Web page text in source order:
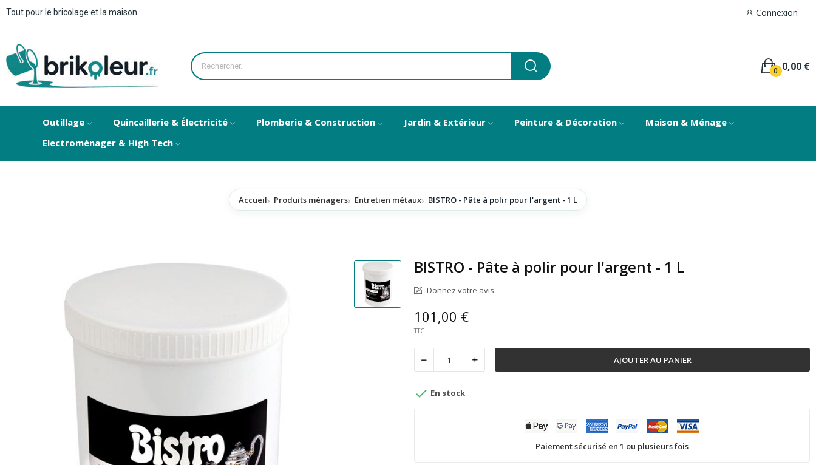
Tout pour le bricolage et la maison Connexion
0,00 €
0
Outillage Quincaillerie & Électricité Plomberie & Construction Jardin & Extérieur Peinture & Décoration
Maison & Ménage
Electroménager & High Tech
Accueil Produits ménagers Entretien métaux BISTRO - Pâte à polir pour l'argent - 1 L
BISTRO - Pâte à polir pour l'argent - 1 L
Donnez votre avis
101,00 €
TTC
AJOUTER AU PANIER
 En stock
Paiement sécurisé en 1 ou plusieurs fois